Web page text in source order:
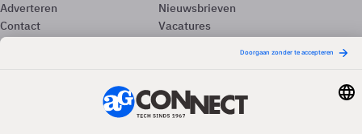
Adverteren
Contact
Colofon
Nieuwsbrieven
Vacatures